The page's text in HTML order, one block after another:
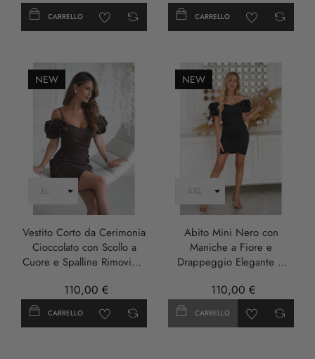
CARRELLO CARRELLO
NEW
Vestito Corto da Cerimonia
Cioccolato con Scollo a
Cuore e Spalline Rimovibili
110,00 €
CARRELLO
NEW
Abito Mini Nero con
Maniche a Fiore e
Drappeggio Elegante –
110,00 €
CARRELLO